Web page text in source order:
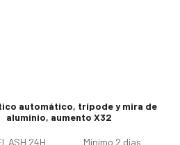
automático, trípode y mira de
aluminio, aumento X32
24H Mínimo 2 días